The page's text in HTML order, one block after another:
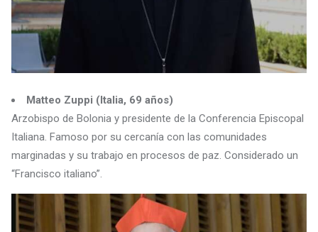
Matteo Zuppi (Italia, 69 años)
Arzobispo de Bolonia y presidente de la Conferencia Episcopal
Italiana. Famoso por su cercanía con las comunidades
marginadas y su trabajo en procesos de paz. Considerado un
“Francisco italiano”.